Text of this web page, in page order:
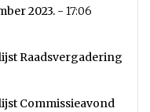
2023. - 17:06
Raadsvergadering
Commissieavond